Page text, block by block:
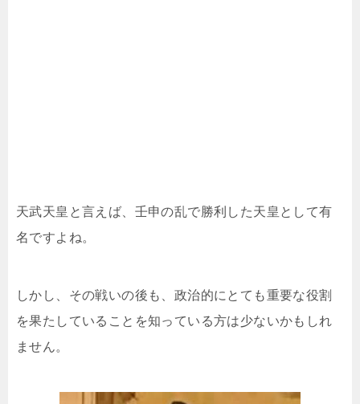
天武天皇と言えば、壬申の乱で勝利した天皇として有
名ですよね。
しかし、その戦いの後も、政治的にとても重要な役割
を果たしていることを知っている方は少ないかもしれ
ません。